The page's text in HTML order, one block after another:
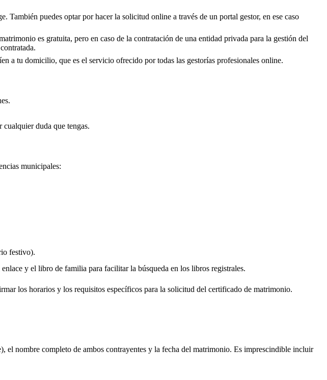
. También puedes optar por hacer la solicitud online a través de un portal gestor, en ese caso
es gratuita, pero en caso de la contratación de una entidad privada para la gestión del
a tu domicilio, que es el servicio ofrecido por todas las gestorías profesionales online.
cualquier duda que tengas.
municipales:
festivo).
y el libro de familia para facilitar la búsqueda en los libros registrales.
los horarios y los requisitos específicos para la solicitud del certificado de matrimonio.
nombre completo de ambos contrayentes y la fecha del matrimonio. Es imprescindible incluir